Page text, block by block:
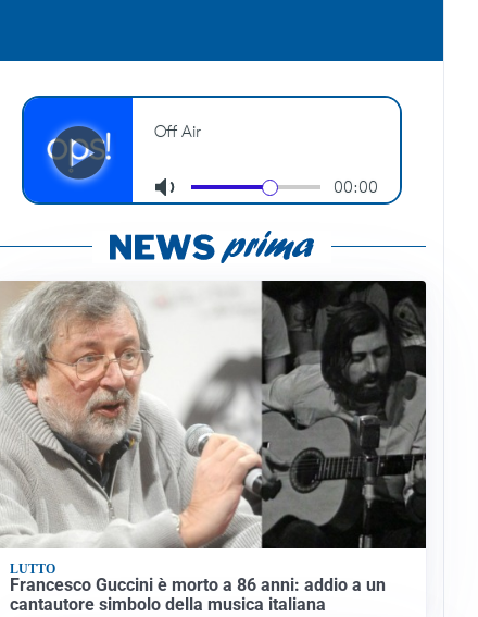
LUTTO
Francesco Guccini è morto a 86 anni: addio a un
cantautore simbolo della musica italiana